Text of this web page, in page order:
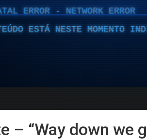
– “Way down we